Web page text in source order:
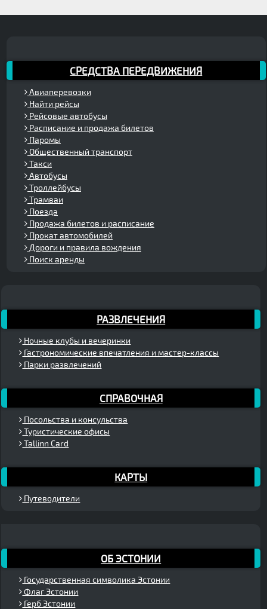
СРЕДСТВА ПЕРЕДВИЖЕНИЯ
Авиаперевозки
Найти рейсы
Рейсовые автобусы
Расписание и продажа билетов
Паромы
Общественный транспорт
Такси
Автобусы
Троллейбусы
Трамваи
Поезда
Продажа билетов и расписание
Прокат автомобилей
Дороги и правила вождения
Поиск аренды
РАЗВЛЕЧЕНИЯ
Ночные клубы и вечеринки
Гастрономические впечатления и мастер-классы
Парки развлечений
СПРАВОЧНАЯ
Посольства и консульства
Туристические офисы
Tallinn Card
КАРТЫ
Путеводители
ОБ ЭСТОНИИ
Государственная символика Эстонии
Флаг Эстонии
Герб Эстонии